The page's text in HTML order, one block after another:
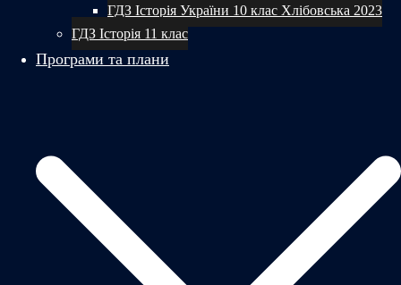
ГДЗ Історія України 10 клас Хлібовська 2023
ГДЗ Історія 11 клас
Програми та плани